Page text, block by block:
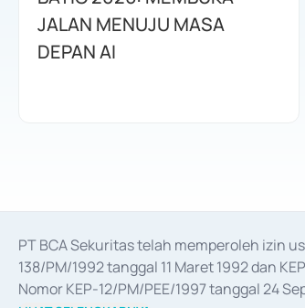
JALAN MENUJU MASA
DEPAN AI
PT BCA Sekuritas telah memperoleh izin
138/PM/1992 tanggal 11 Maret 1992 dan
Nomor KEP-12/PM/PEE/1997 tanggal 24